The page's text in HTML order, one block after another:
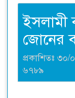
ইসলামী
জোনের
প্রকাশিতঃ ৩০/
৬৭৮৯